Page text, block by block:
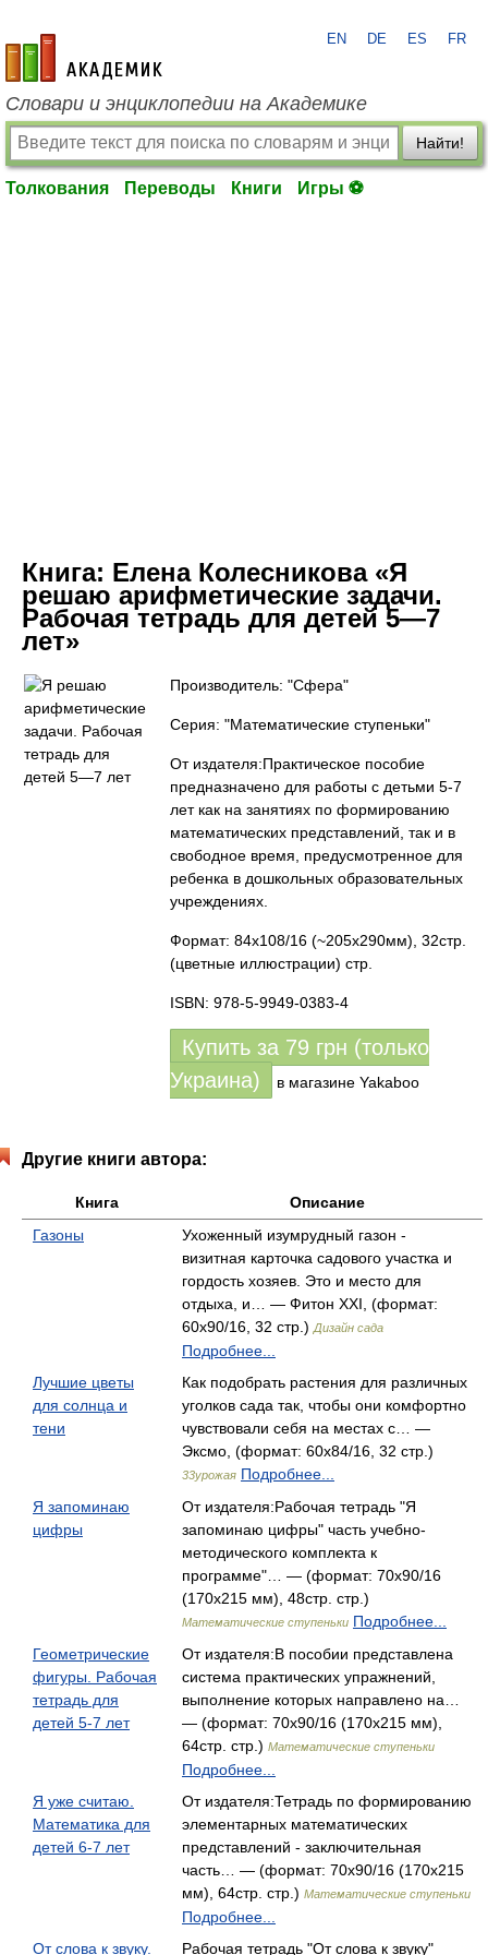
academic.ru
EN DE ES FR
Словари и энциклопедии на Академике
Найти!
Толкования Переводы Книги Игры ⚽
Книга: Елена Колесникова «Я
решаю арифметические задачи.
Рабочая тетрадь для детей 5—7
лет»
Производитель: "Сфера"
Серия: "Математические ступеньки"
От издателя:Практическое пособие
предназначено для работы с детьми 5-7
лет как на занятиях по формированию
математических представлений, так и в
свободное время, предусмотренное для
ребенка в дошкольных образовательных
учреждениях.
Формат: 84x108/16 (~205x290мм), 32стр.
(цветные иллюстрации) стр.
ISBN: 978-5-9949-0383-4
Купить за 79 грн (только
Украина)
в магазине Yakaboo
Другие книги автора:
Книга
Описание
Газоны
Ухоженный изумрудный газон -
визитная карточка садового участка и
гордость хозяев. Это и место для
отдыха, и… — Фитон XXI, (формат:
60x90/16, 32 стр.) Дизайн сада
Подробнее...
Лучшие цветы
для солнца и
тени
Как подобрать растения для различных
уголков сада так, чтобы они комфортно
чувствовали себя на местах с… —
Эксмо, (формат: 60x84/16, 32 стр.)
33урожая Подробнее...
Я запоминаю
цифры
От издателя:Рабочая тетрадь "Я
запоминаю цифры" часть учебно-
методического комплекта к
программе"… — (формат: 70x90/16
(170х215 мм), 48стр. стр.)
Математические ступеньки Подробнее...
Геометрические
фигуры. Рабочая
тетрадь для
детей 5-7 лет
От издателя:В пособии представлена
система практических упражнений,
выполнение которых направлено на…
— (формат: 70x90/16 (170х215 мм),
64стр. стр.) Математические ступеньки
Подробнее...
Я уже считаю.
Математика для
детей 6-7 лет
От издателя:Тетрадь по формированию
элементарных математических
представлений - заключительная
часть… — (формат: 70x90/16 (170х215
мм), 64стр. стр.) Математические ступеньки
Подробнее...
От слова к звуку.
Рабочая тетрадь "От слова к звуку"